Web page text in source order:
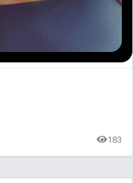
183